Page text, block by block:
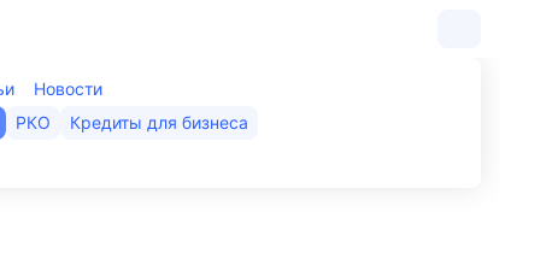
Новости
РКО
Кредиты для бизнеса